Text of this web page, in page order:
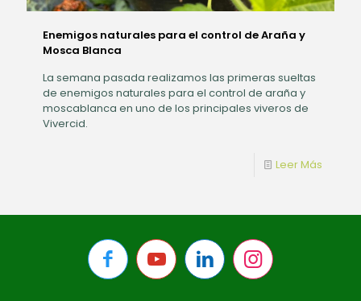
Enemigos naturales para el control de Araña y
Mosca Blanca
La semana pasada realizamos las primeras sueltas
de enemigos naturales para el control de araña y
moscablanca en uno de los principales viveros de
Vivercid.
Leer Más